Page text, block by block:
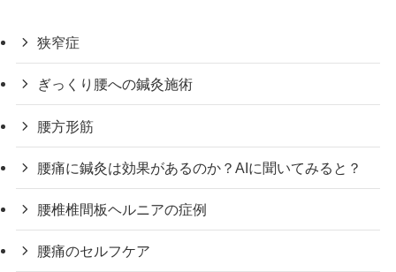
狭窄症
ぎっくり腰への鍼灸施術
腰方形筋
腰痛に鍼灸は効果があるのか？AIに聞いてみると？
腰椎椎間板ヘルニアの症例
腰痛のセルフケア